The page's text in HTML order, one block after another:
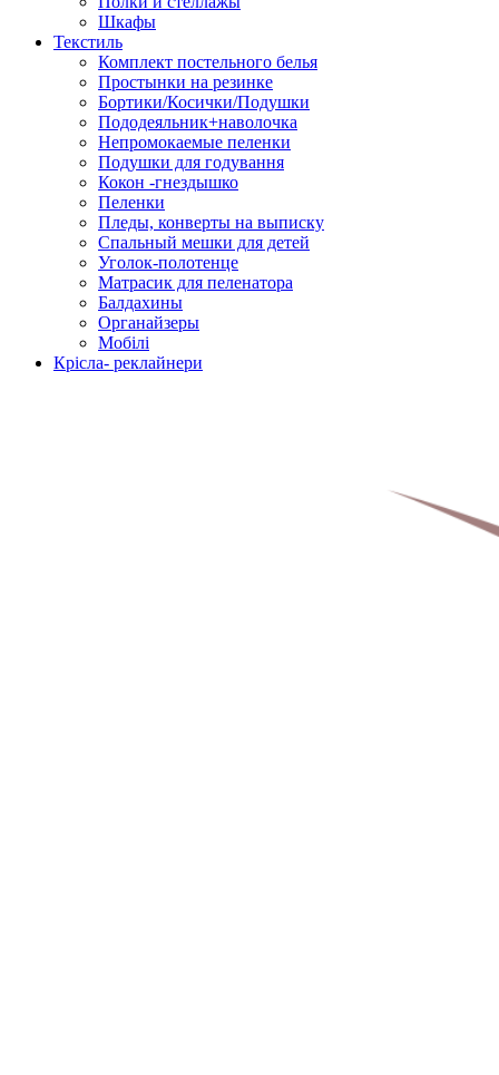
Шкафы
Текстиль
Комплект постельного белья
Простынки на резинке
Бортики/Косички/Подушки
Пододеяльник+наволочка
Непромокаемые пеленки
Подушки для годування
Кокон -гнездышко
Пеленки
Пледы, конверты на выписку
Спальный мешки для детей
Уголок-полотенце
Матрасик для пеленатора
Балдахины
Органайзеры
Мобілі
Крісла- реклайнери